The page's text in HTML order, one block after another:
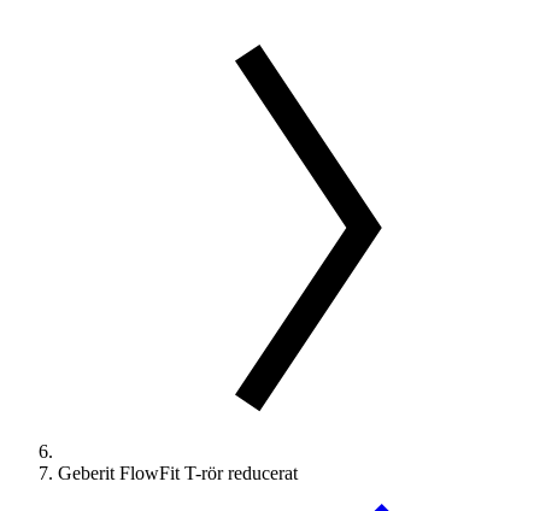
Geberit FlowFit T-rör reducerat